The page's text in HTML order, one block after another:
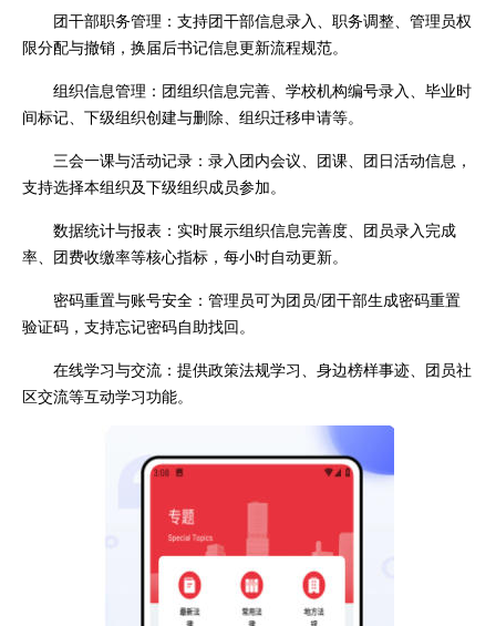
团干部职务管理：支持团干部信息录入、职务调整、管理员权
限分配与撤销，换届后书记信息更新流程规范。
组织信息管理：团组织信息完善、学校机构编号录入、毕业时
间标记、下级组织创建与删除、组织迁移申请等。
三会一课与活动记录：录入团内会议、团课、团日活动信息，
支持选择本组织及下级组织成员参加。
数据统计与报表：实时展示组织信息完善度、团员录入完成
率、团费收缴率等核心指标，每小时自动更新。
密码重置与账号安全：管理员可为团员/团干部生成密码重置
验证码，支持忘记密码自助找回。
在线学习与交流：提供政策法规学习、身边榜样事迹、团员社
区交流等互动学习功能。